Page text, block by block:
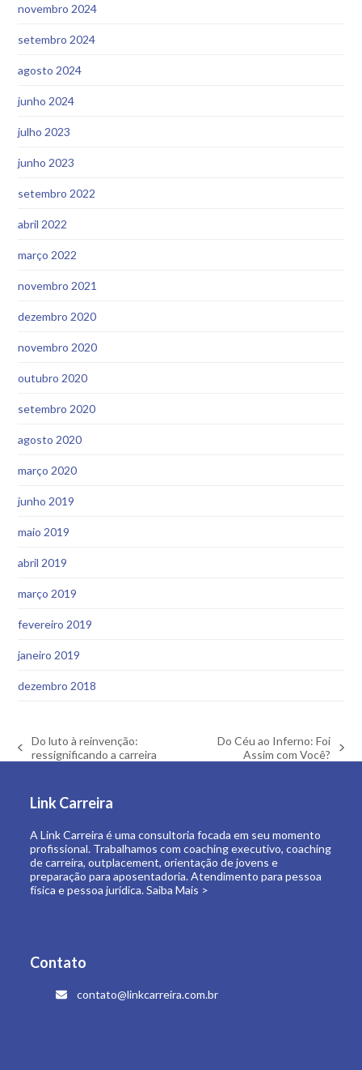
novembro 2024
setembro 2024
agosto 2024
junho 2024
julho 2023
junho 2023
setembro 2022
abril 2022
março 2022
novembro 2021
dezembro 2020
novembro 2020
outubro 2020
setembro 2020
agosto 2020
março 2020
junho 2019
maio 2019
abril 2019
março 2019
fevereiro 2019
janeiro 2019
dezembro 2018
previous
Do luto à reinvenção:
ressignificando a carreira
Do Céu ao Inferno: Foi
Assim com Você?
Link Carreira
A Link Carreira é uma consultoria focada em seu momento
profissional. Trabalhamos com coaching executivo, coaching
de carreira, outplacement, orientação de jovens e
preparação para aposentadoria. Atendimento para pessoa
física e pessoa jurídica.Saiba Mais >
Contato
contato@linkcarreira.com.br